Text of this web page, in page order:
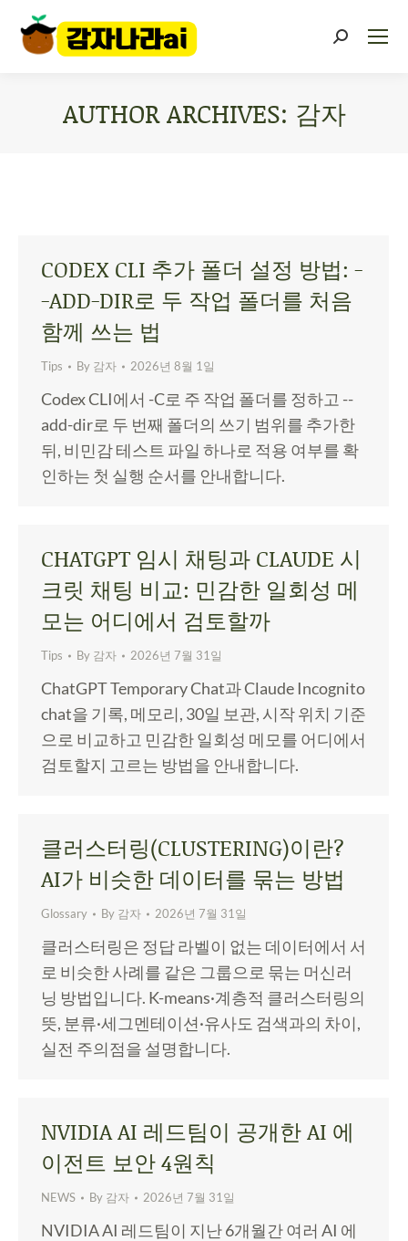
AUTHOR ARCHIVES: 감자
CODEX CLI 추가 폴더 설정 방법: -
-ADD-DIR로 두 작업 폴더를 처음
함께 쓰는 법
Tips By 감자 2026년 8월 1일
Codex CLI에서 -C로 주 작업 폴더를 정하고 --
add-dir로 두 번째 폴더의 쓰기 범위를 추가한
뒤, 비민감 테스트 파일 하나로 적용 여부를 확
인하는 첫 실행 순서를 안내합니다.
CHATGPT 임시 채팅과 CLAUDE 시
크릿 채팅 비교: 민감한 일회성 메
모는 어디에서 검토할까
Tips By 감자 2026년 7월 31일
ChatGPT Temporary Chat과 Claude Incognito
chat을 기록, 메모리, 30일 보관, 시작 위치 기준
으로 비교하고 민감한 일회성 메모를 어디에서
검토할지 고르는 방법을 안내합니다.
클러스터링(CLUSTERING)이란?
AI가 비슷한 데이터를 묶는 방법
Glossary By 감자 2026년 7월 31일
클러스터링은 정답 라벨이 없는 데이터에서 서
로 비슷한 사례를 같은 그룹으로 묶는 머신러
닝 방법입니다. K-means·계층적 클러스터링의
뜻, 분류·세그멘테이션·유사도 검색과의 차이,
실전 주의점을 설명합니다.
NVIDIA AI 레드팀이 공개한 AI 에
이전트 보안 4원칙
NEWS By 감자 2026년 7월 31일
NVIDIA AI 레드팀이 지난 6개월간 여러 AI 에